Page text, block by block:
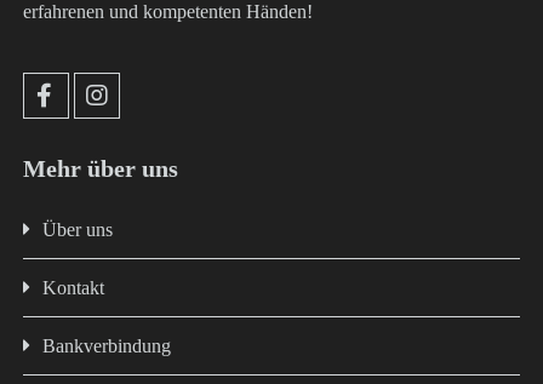
erfahrenen und kompetenten Händen!
Mehr über uns
Über uns
Kontakt
Bankverbindung